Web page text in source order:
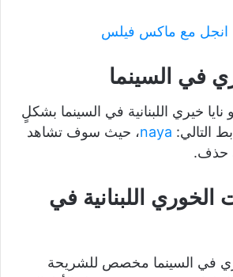
انجل مع ماكس فيلس
في السينما
خيري اللبنانية في السينما بشكلٍ
التالي: naya، حيث سوف تشاهد
حذف.
الخوري اللبنانية في
في السينما مخصص للشريحة